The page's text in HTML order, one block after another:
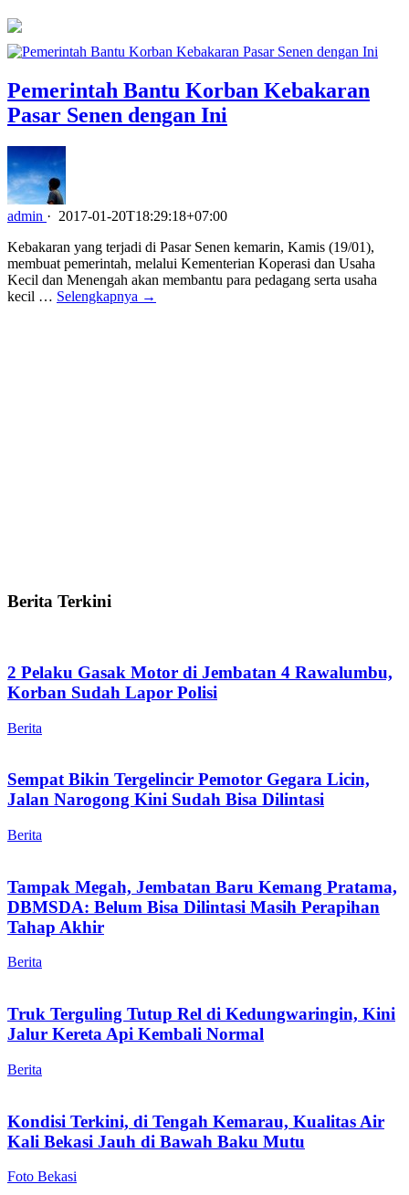
Pemerintah Bantu Korban Kebakaran
Pasar Senen dengan Ini
admin · 2017-01-20T18:29:18+07:00
Kebakaran yang terjadi di Pasar Senen kemarin, Kamis (19/01),
membuat pemerintah, melalui Kementerian Koperasi dan Usaha
Kecil dan Menengah akan membantu para pedagang serta usaha
kecil … Selengkapnya →
Berita Terkini
2 Pelaku Gasak Motor di Jembatan 4 Rawalumbu,
Korban Sudah Lapor Polisi
Berita
Sempat Bikin Tergelincir Pemotor Gegara Licin,
Jalan Narogong Kini Sudah Bisa Dilintasi
Berita
Tampak Megah, Jembatan Baru Kemang Pratama,
DBMSDA: Belum Bisa Dilintasi Masih Perapihan
Tahap Akhir
Berita
Truk Terguling Tutup Rel di Kedungwaringin, Kini
Jalur Kereta Api Kembali Normal
Berita
Kondisi Terkini, di Tengah Kemarau, Kualitas Air
Kali Bekasi Jauh di Bawah Baku Mutu
Foto Bekasi